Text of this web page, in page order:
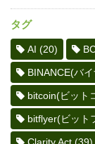
タグ
AI (20)
BINANCE(バ
bitcoin(ビット
bitflyer(ビット